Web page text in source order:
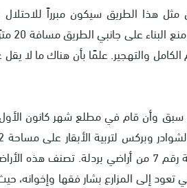
هذا الطريق سيكون مبرراً للاحتلال
سبق وأن قام في مطلع شهر كانون
الطبيعي رقم 113 والقطعة رقم 7 من أراضي
إلى المزارع بشار فقها وإخوانه،